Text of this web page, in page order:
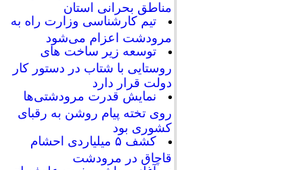
مناطق بحرانی استان
تیم کارشناسی وزارت راه به
مرودشت اعزام می‌شود
توسعه زیر ساخت های
روستایی با شتاب در دستور کار
دولت قرار دارد
نمایش قدرت مرودشتی‌ها
روی تخته پیام روشن به رقبای
کشوری بود
کشف ۵ میلیاردی احشام
قاچاق در مرودشت